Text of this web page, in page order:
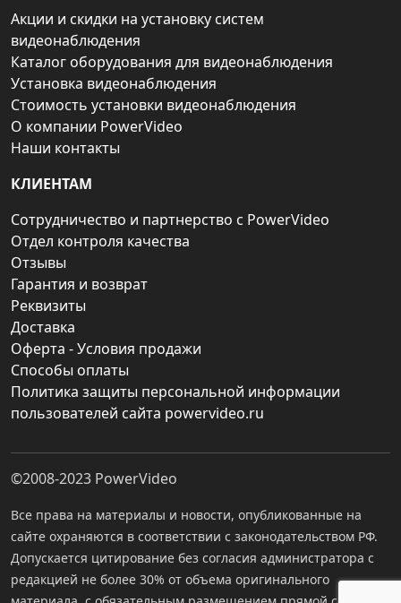
Акции и скидки на установку систем
видеонаблюдения
Каталог оборудования для видеонаблюдения
Установка видеонаблюдения
Стоимость установки видеонаблюдения
О компании PowerVideo
Наши контакты
КЛИЕНТАМ
Сотрудничество и партнерство с PowerVideo
Отдел контроля качества
Отзывы
Гарантия и возврат
Реквизиты
Доставка
Оферта - Условия продажи
Способы оплаты
Политика защиты персональной информации
пользователей сайта powervideo.ru
©2008-2023 PowerVideo
Все права на материалы и новости, опубликованные на
сайте охраняются в соответствии с законодательством РФ.
Допускается цитирование без согласия администратора с
редакцией не более 30% от объема оригинального